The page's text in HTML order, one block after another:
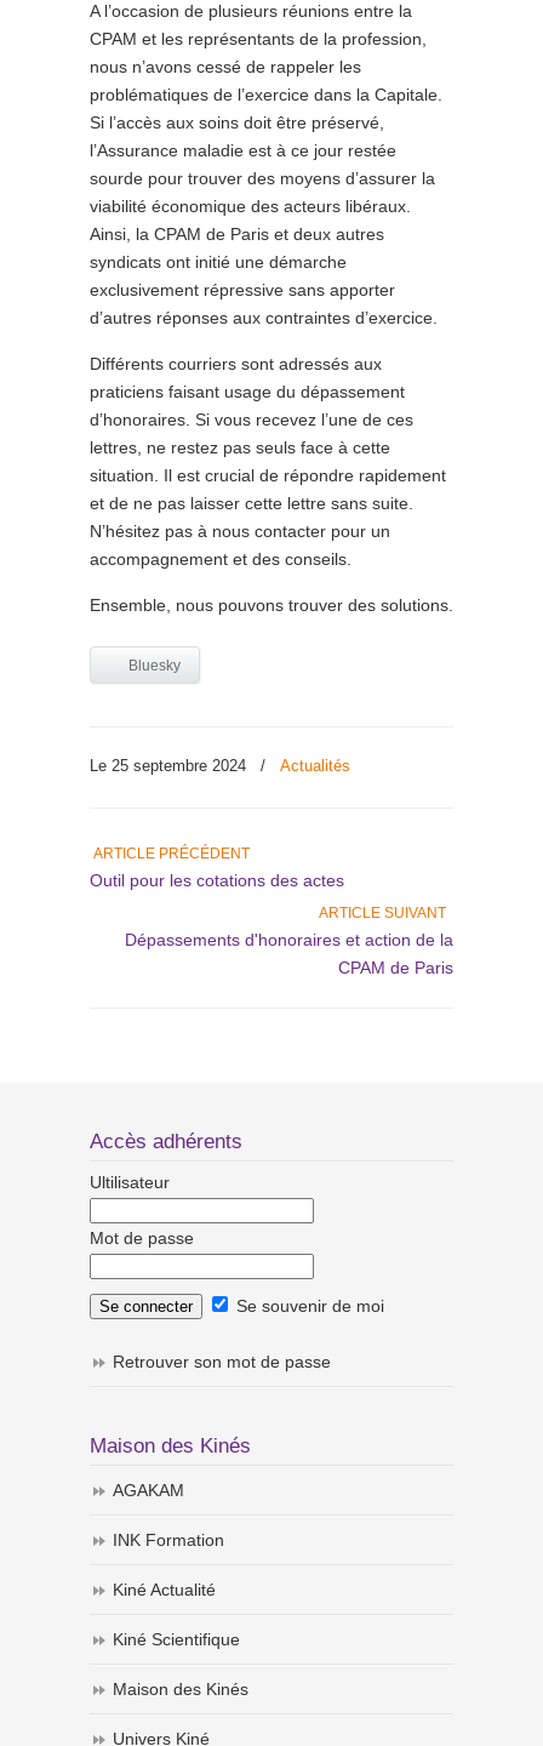
A l’occasion de plusieurs réunions entre la
CPAM et les représentants de la profession,
nous n’avons cessé de rappeler les
problématiques de l’exercice dans la Capitale.
Si l’accès aux soins doit être préservé,
l’Assurance maladie est à ce jour restée
sourde pour trouver des moyens d’assurer la
viabilité économique des acteurs libéraux.
Ainsi, la CPAM de Paris et deux autres
syndicats ont initié une démarche
exclusivement répressive sans apporter
d’autres réponses aux contraintes d’exercice.
Différents courriers sont adressés aux
praticiens faisant usage du dépassement
d’honoraires. Si vous recevez l’une de ces
lettres, ne restez pas seuls face à cette
situation. Il est crucial de répondre rapidement
et de ne pas laisser cette lettre sans suite.
N’hésitez pas à nous contacter pour un
accompagnement et des conseils.
Ensemble, nous pouvons trouver des solutions.
Bluesky
Le 25 septembre 2024 / Actualités
ARTICLE PRÉCÉDENT
Outil pour les cotations des actes
ARTICLE SUIVANT
Dépassements d'honoraires et action de la
CPAM de Paris
Accès adhérents
Ultilisateur
Mot de passe
Se souvenir de moi
Retrouver son mot de passe
Maison des Kinés
AGAKAM
INK Formation
Kiné Actualité
Kiné Scientifique
Maison des Kinés
Univers Kiné